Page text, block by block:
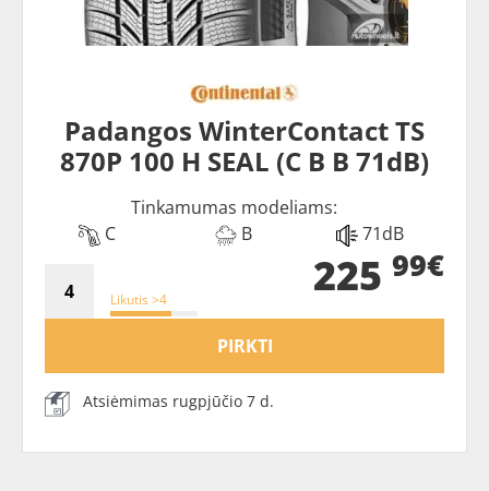
Padangos WinterContact TS
870P 100 H SEAL (C B B 71dB)
Tinkamumas modeliams:
C
B 71dB
Likutis >4 225 99€
PIRKTI
Atsiėmimas rugpjūčio 7 d.